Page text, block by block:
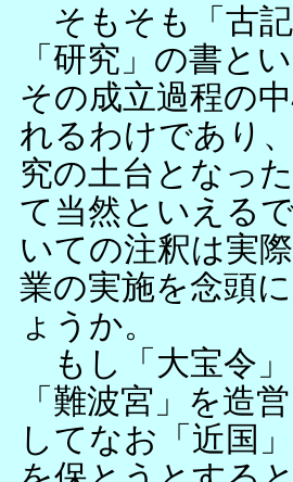
そもそも「古
「研究」の書と
その成立過程の
れるわけであり
究の土台となっ
て当然といえる
いての注釈は実
業の実施を念頭
ょうか。
もし「大宝令
「難波宮」を造
してなお「近国